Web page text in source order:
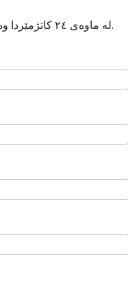
یەکێک لە ئەندازیارانی BMS لە ماوەی ٢٤ کاتژمێردا وەڵام دەداتەوە.